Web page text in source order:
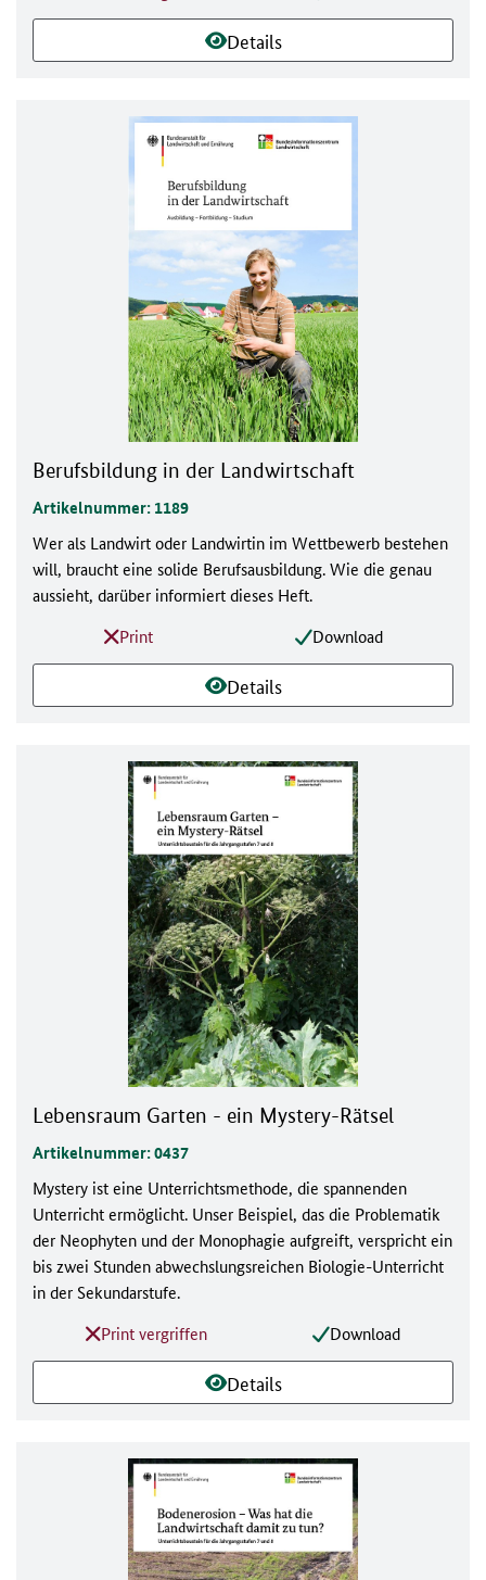
Details
Berufsbildung in der Landwirtschaft
Artikelnummer: 1189
Wer als Landwirt oder Landwirtin im Wettbewerb bestehen
will, braucht eine solide Berufsausbildung. Wie die genau
aussieht, darüber informiert dieses Heft.
Print
Download
Details
Lebensraum Garten - ein Mystery-Rätsel
Artikelnummer: 0437
Mystery ist eine Unterrichtsmethode, die spannenden
Unterricht ermöglicht. Unser Beispiel, das die Problematik
der Neophyten und der Monophagie aufgreift, verspricht ein
bis zwei Stunden abwechslungsreichen Biologie-Unterricht
in der Sekundarstufe.
Print vergriffen
Download
Details